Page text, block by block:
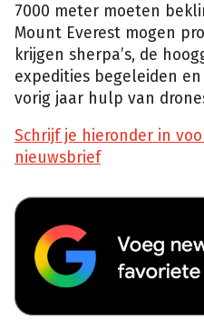
7000 meter moeten
Mount Everest mogen
krijgen sherpa’s, de
expedities begeleiden
vorig jaar hulp van
Schrijf je hieronder in
nieuwsbrief